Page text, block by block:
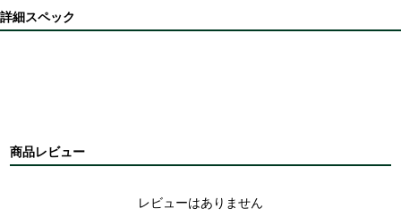
詳細スペック
商品レビュー
レビューはありません